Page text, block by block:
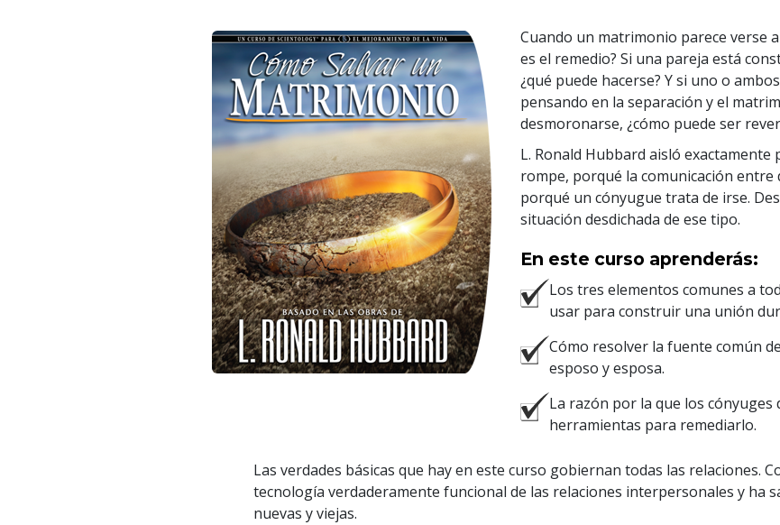
Cuando un matrimonio parece verse
es el remedio? Si una pareja está
¿qué puede hacerse? Y si uno o
pensando en la separación y el
desmoronarse, ¿cómo puede ser
L. Ronald Hubbard aisló
rompe, porqué la comunicación entre
porqué un cónyugue trata de irse.
situación desdichada de ese tipo.
En este curso aprenderás:
Los tres elementos comunes a
usar para construir una unión
Cómo resolver la fuente común
esposo y esposa.
La razón por la que los cónyuges
herramientas para remediarlo.
Las verdades básicas que hay en este curso gobiernan todas las relaciones.
tecnología verdaderamente funcional de las relaciones interpersonales y ha
nuevas y viejas.